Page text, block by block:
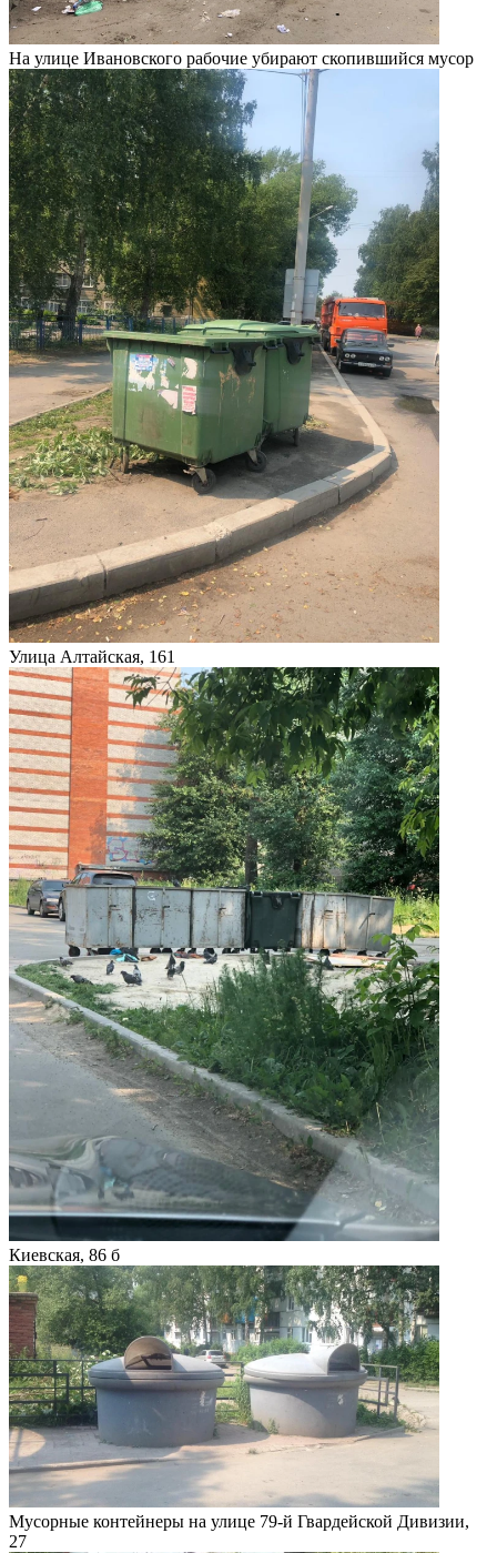
На улице Ивановского рабочие убирают скопившийся мусор
Улица Алтайская, 161
Киевская, 86 б
Мусорные контейнеры на улице 79-й Гвардейской Дивизии,
27